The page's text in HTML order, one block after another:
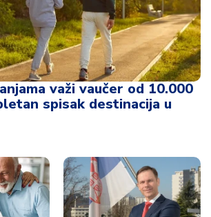
važi vaučer od 10.000
spisak destinacija u